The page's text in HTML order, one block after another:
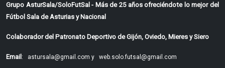
Grupo AsturSala/SoloFutSal - Más de 25 años ofreciéndote lo mejor del
Fútbol Sala de Asturias y Nacional
Colaborador del Patronato Deportivo de Gijón, Oviedo, Mieres y Siero
Email: astursala@gmail.com y web.solo.futsal@gmail.com